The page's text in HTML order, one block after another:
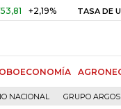
+2,19% TASA DE USURA
NACIONAL GRUPO ARGOS